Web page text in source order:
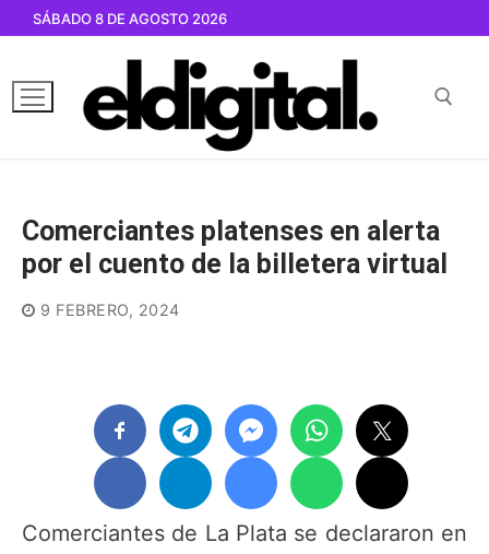
contenido
SÁBADO 8 DE AGOSTO 2026
Comerciantes platenses en alerta
por el cuento de la billetera virtual
9 FEBRERO, 2024
Comerciantes de La Plata se declararon en